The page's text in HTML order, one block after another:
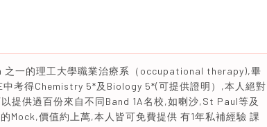
一的理工大學職業治療系（occupational therapy),畢
考得Chemistry 5*及Biology 5*(可提供證明）,本人絕對
提供過百份來自不同Band 1A名校,如喇沙,St Paul等及
Mock,價值約上萬,本人皆可免費提供 有1年私補經驗 課